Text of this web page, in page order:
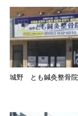
城野 とも鍼灸整骨院